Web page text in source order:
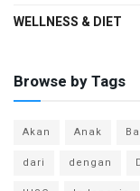
WELLNESS & DIET
Browse by Tags
Akan Anak
dari
dengan